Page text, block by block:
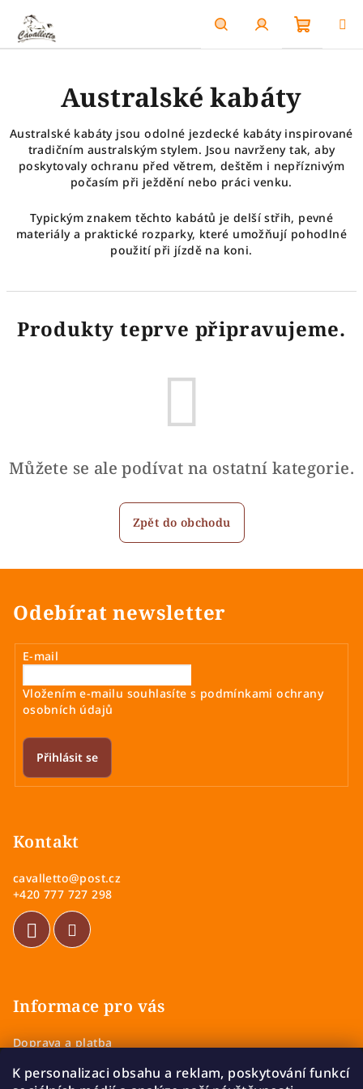
K personalizaci obsahu a reklam, poskytování funkcí
obsah
HledatPřihlášení
košík
Australské kabáty
Australské kabáty jsou odolné jezdecké kabáty inspirované
tradičním australským stylem. Jsou navrženy tak, aby
poskytovaly ochranu před větrem, deštěm i nepříznivým
počasím při ježdění nebo práci venku.
Typickým znakem těchto kabátů je delší střih, pevné
materiály a praktické rozparky, které umožňují pohodlné
použití při jízdě na koni.
Produkty teprve připravujeme.
Můžete se ale podívat na ostatní kategorie.
Zpět do obchodu
Odebírat newsletter
E-mail
Vložením e-mailu souhlasíte s podmínkami ochrany
osobních údajů
Přihlásit se
Kontakt
cavalletto@post.cz
+420 777 727 298
Informace pro vás
Doprava a platba
Zásady ochrany osobních údajů